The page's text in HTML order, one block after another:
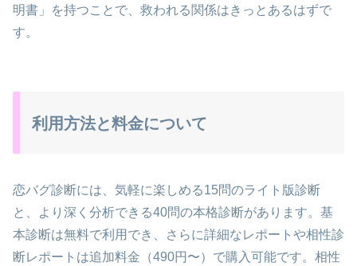
明書」を持つことで、救われる関係はきっとあるはずで
す。
利用方法と料金について
恋バグ診断には、気軽に楽しめる15問のライト版診断
と、より深く分析できる40問の本格診断があります。基
本診断は無料で利用でき、さらに詳細なレポートや相性診
断レポートは追加料金（490円〜）で購入可能です。相性